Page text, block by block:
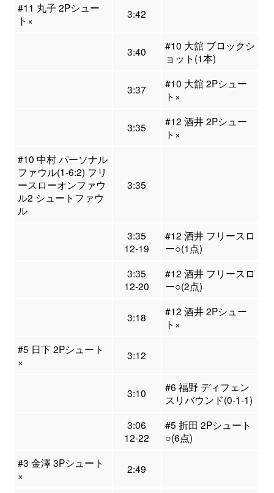
#11 丸子 2Pシュー
ト×
3:42
3:40
#10 大舘 ブロックシ
ョット(1本)
3:37
#10 大舘 2Pシュー
ト×
3:35
#12 酒井 2Pシュー
ト×
#10 中村 パーソナル
ファウル(1-6:2) フリ
ースローオンファウ
ル2 シュートファウ
ル
3:35
3:35
12-19
#12 酒井 フリースロ
ー○(1点)
3:35
12-20
#12 酒井 フリースロ
ー○(2点)
3:18
#12 酒井 2Pシュー
ト×
#5 日下 2Pシュート
×
3:12
3:10
#6 福野 ディフェン
スリバウンド(0-1-1)
3:06
12-22
#5 折田 2Pシュート
○(6点)
#3 金澤 3Pシュート
×
2:49